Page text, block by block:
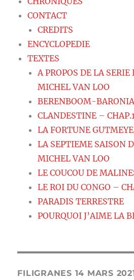
CONTACT
CREDITS
ENCYCLOPEDIE
TEXTES
A PROPOS DE LA SERIE
MICHEL VAN LOO
BERENBOOM-
CLANDESTINE –
LA FORTUNE
LA SEPTIEME SAISON
MICHEL VAN LOO
LE COUCOU DE
LE ROI DU CONGO –
PARADIS TERRESTRE
POURQUOI J’AIME LA
FILIGRANES 14 MARS